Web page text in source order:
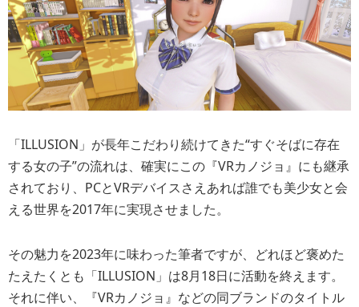
「ILLUSION」が長年こだわり続けてきた“すぐそばに存在
する女の子”の流れは、確実にこの『VRカノジョ』にも継承
されており、PCとVRデバイスさえあれば誰でも美少女と会
える世界を2017年に実現させました。
その魅力を2023年に味わった筆者ですが、どれほど褒めた
たえたくとも「ILLUSION」は8月18日に活動を終えます。
それに伴い、『VRカノジョ』などの同ブランドのタイトル